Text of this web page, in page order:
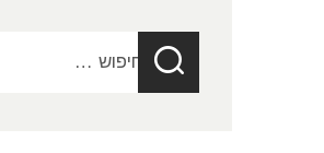
חיפוש: